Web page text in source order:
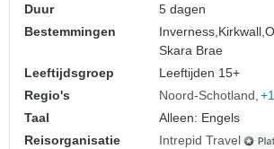
Duur
5 dagen
Bestemmingen
Inverness,Kirkwall,
Skara Brae
Leeftijdsgroep
Leeftijden 15+
Regio's
Noord-Schotland
Taal
Alleen: Engels
Reisorganisatie
Intrepid Travel